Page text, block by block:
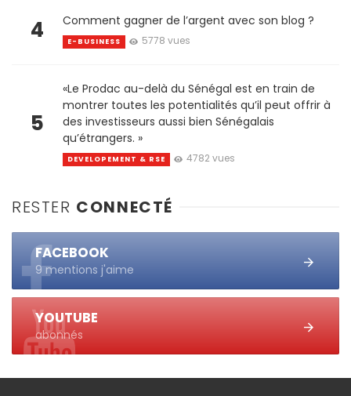
4 Comment gagner de l’argent avec son blog ?
E-BUSINESS 5778 vues
5
«Le Prodac au-delà du Sénégal est en train de
montrer toutes les potentialités qu’il peut offrir à
des investisseurs aussi bien Sénégalais
qu’étrangers. »
DEVELOPEMENT & RSE 4782 vues
RESTER CONNECTÉ
FACEBOOK
9 mentions j'aime
YOUTUBE
abonnés